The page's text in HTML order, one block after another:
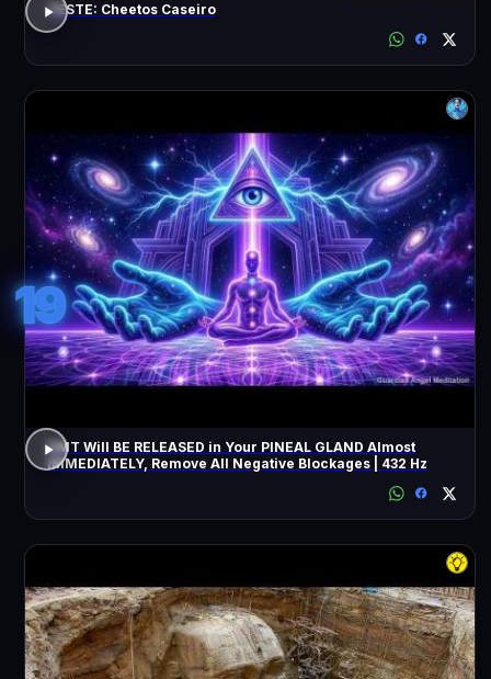
TESTE: Cheetos Caseiro
19
DMT Will BE RELEASED in Your PINEAL GLAND Almost
IMMEDIATELY, Remove All Negative Blockages | 432 Hz